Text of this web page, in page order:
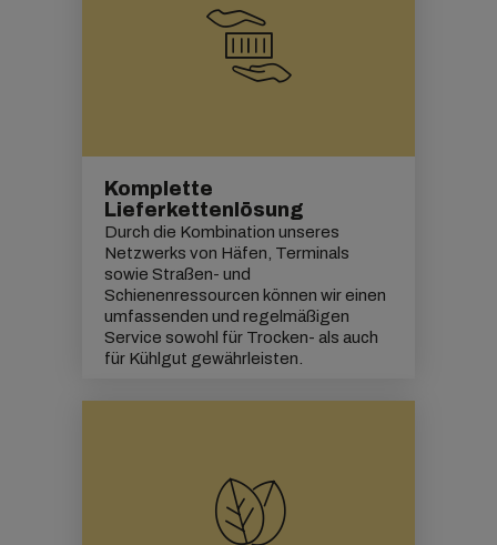
Komplette
Lieferkettenlösung
Durch die Kombination unseres
Netzwerks von Häfen, Terminals
sowie Straßen- und
Schienenressourcen können wir einen
umfassenden und regelmäßigen
Service sowohl für Trocken- als auch
für Kühlgut gewährleisten.